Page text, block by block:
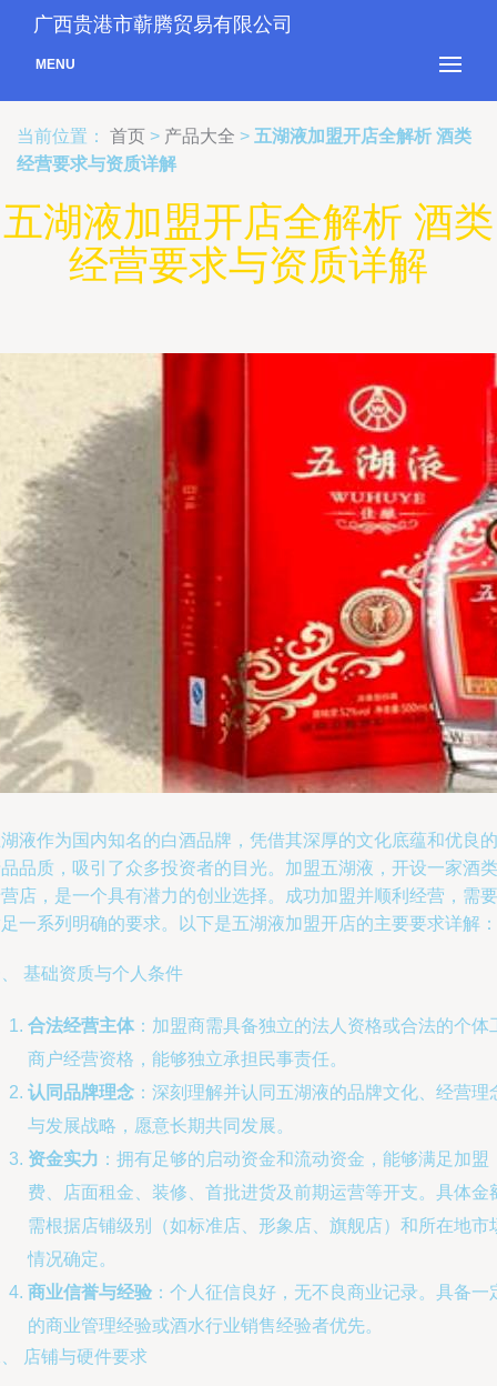
广西贵港市蕲腾贸易有限公司
MENU
当前位置： 首页 > 产品大全 > 五湖液加盟开店全解析 酒类
经营要求与资质详解
五湖液加盟开店全解析 酒类
经营要求与资质详解
液作为国内知名的白酒品牌，凭借其深厚的文化底蕴和优良的
品质，吸引了众多投资者的目光。加盟五湖液，开设一家酒类
店，是一个具有潜力的创业选择。成功加盟并顺利经营，需要
一系列明确的要求。以下是五湖液加盟开店的主要要求详解：
基础资质与个人条件
合法经营主体：加盟商需具备独立的法人资格或合法的个体
商户经营资格，能够独立承担民事责任。
认同品牌理念 ：深刻理解并认同五湖液的品牌文化、经营理
与发展战略，愿意长期共同发展。
资金实力 ：拥有足够的启动资金和流动资金，能够满足加盟
费、店面租金、装修、首批进货及前期运营等开支。具体金
需根据店铺级别（如标准店、形象店、旗舰店）和所在地市
情况确定。
商业信誉与经验 ：个人征信良好，无不良商业记录。具备一
的商业管理经验或酒水行业销售经验者优先。
店铺与硬件要求